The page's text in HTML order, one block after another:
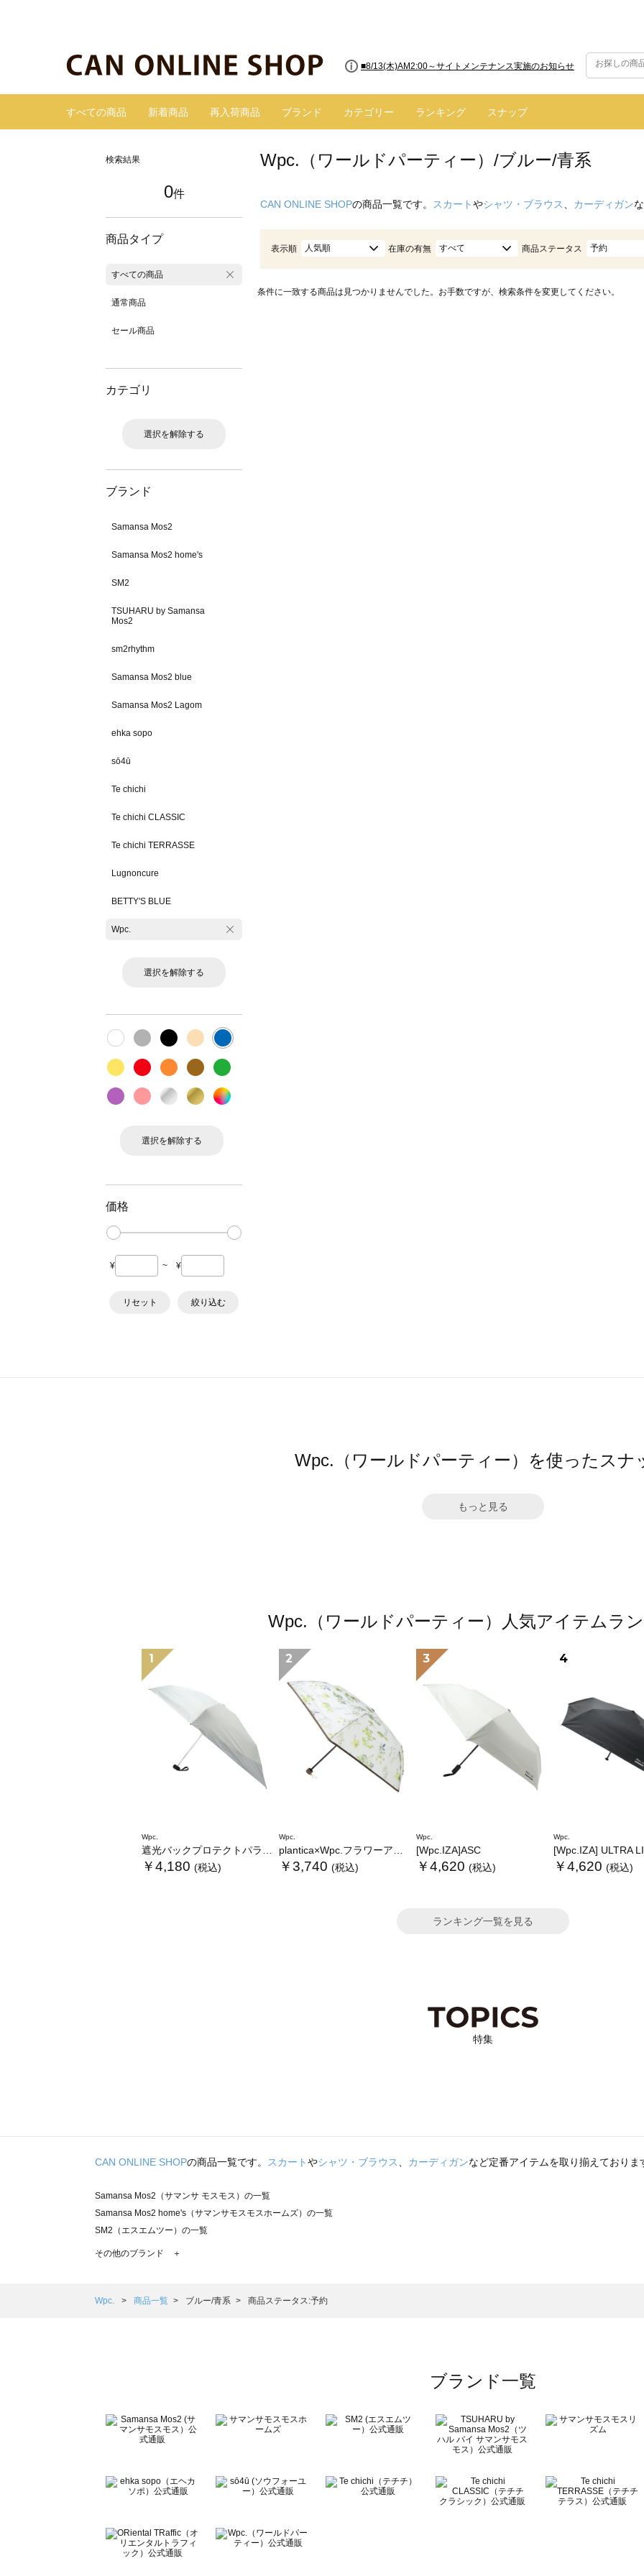
■8/13(木)AM2:00～サイトメンテナンス実施のお知らせ
すべての商品 新着商品 再入荷商品 ブランド カテゴリー ランキング スナップ
検索結果
0件
商品タイプ
すべての商品
通常商品
セール商品
カテゴリ
選択を解除する
ブランド
Samansa Mos2
Samansa Mos2 home's
SM2
TSUHARU by Samansa
Mos2
sm2rhythm
Samansa Mos2 blue
Samansa Mos2 Lagom
ehka sopo
sō4ū
Te chichi
Te chichi CLASSIC
Te chichi TERRASSE
Lugnoncure
BETTY'S BLUE
Wpc.
選択を解除する
選択を解除する
価格
¥ ~ ¥
リセット 絞り込む
Wpc.（ワールドパーティー）/ブルー/青系
CAN ONLINE SHOPの商品一覧です。 スカートやシャツ・ブラウス カーディガン
表示順 人気順 在庫の有無 すべて 商品ステータス 予約
条件に一致する商品は見つかりませんでした。お手数ですが、検索条件を変更してください。
Wpc.（ワールドパーティー）を使ったスナ
もっと見る
Wpc.（ワールドパーティー）人気アイテムラ
1
Wpc.
遮光バックプロテクトパラソル tiny
￥4,180 (税込)
2
Wpc.
plantica×Wpc.フラワーアンブレラプラスティックmini
￥3,740 (税込)
3
Wpc.
[Wpc.IZA]ASC
￥4,620 (税込)
4
Wpc.
[Wpc.IZA] ULTRA
￥4,620 (税込)
ランキング一覧を見る
特集
CAN ONLINE SHOPの商品一覧です。 スカートやシャツ・ブラウス、 カーディガンなど定番アイテムを取り揃えておりま
Samansa Mos2（サマンサ モスモス）の一覧
Samansa Mos2 home's（サマンサモスモスホームズ）の一覧
SM2（エスエムツー）の一覧
TSUHARU by Samansa Mos2（ツハルバイサマンサモスモス）の一覧
Samansa Mos2 Lagom（サマンサモスモス ラーゴム）の一覧
BETTY'S BLUE（べティーズブルー）の一覧
Wpc.（ワールドパーティー）の一覧
その他のブランド ＋
Wpc. 商品一覧 ブルー/青系 商品ステータス:予約
ブランド一覧